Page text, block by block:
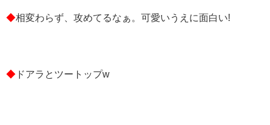
◆相変わらず、攻めてるなぁ。可愛いうえに面白い!
◆ ドアラとツートップw